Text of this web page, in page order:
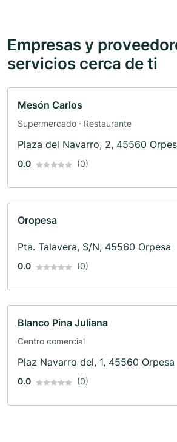
Empresas y
servicios cerca de ti
Mesón Carlos
Supermercado · Restaurante
Plaza del Navarro, 2, 45560
0.0 (0)
Oropesa
Pta. Talavera, S/N, 45560 Orpesa
0.0 (0)
Blanco Pina Juliana
Centro comercial
Plaz Navarro del, 1, 45560 Orpesa
0.0 (0)